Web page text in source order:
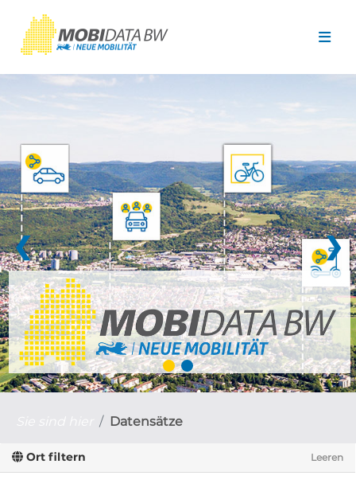
❮ ❯
Datensätze
Ort filtern Leeren